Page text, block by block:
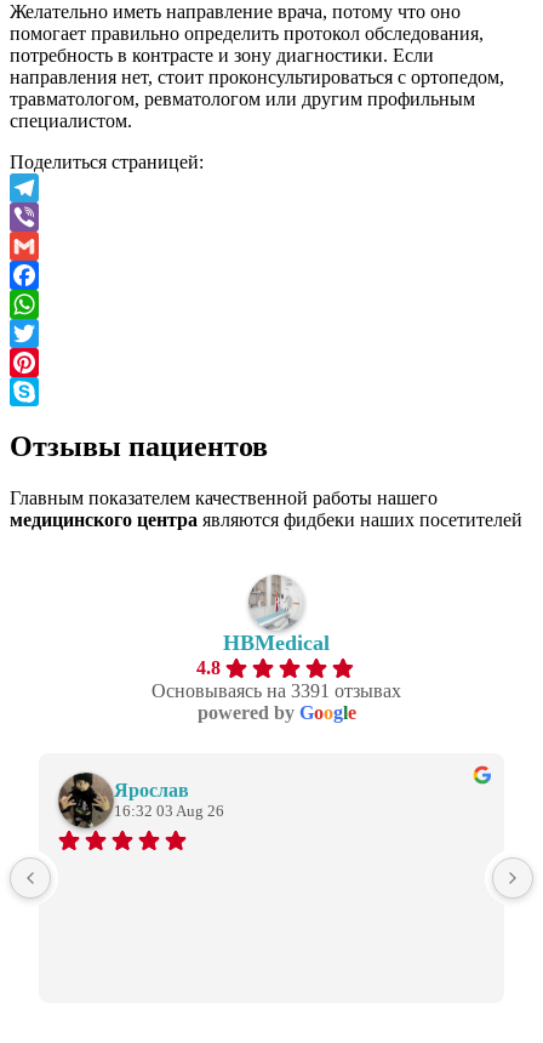
Желательно иметь направление врача, потому что оно
помогает правильно определить протокол обследования,
потребность в контрасте и зону диагностики. Если
направления нет, стоит проконсультироваться с ортопедом,
травматологом, ревматологом или другим профильным
специалистом.
Поделиться страницей:
Telegram
Viber
Gmail
Facebook
WhatsApp
Twitter
Pinterest
Отзывы пациентов
Главным показателем качественной работы нашего
медицинского центра являются фидбеки наших посетителей
HBMedical
4.8
Основываясь на 3391 отзывах
powered by Google
Ярослав
16:32 03 Aug 26